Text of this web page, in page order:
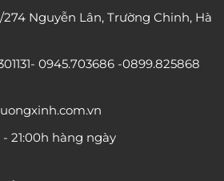
274 Nguyễn Lân, Trường Chinh, Hà
- 0945.703686 -0899.825868
- 21:00h hàng ngày